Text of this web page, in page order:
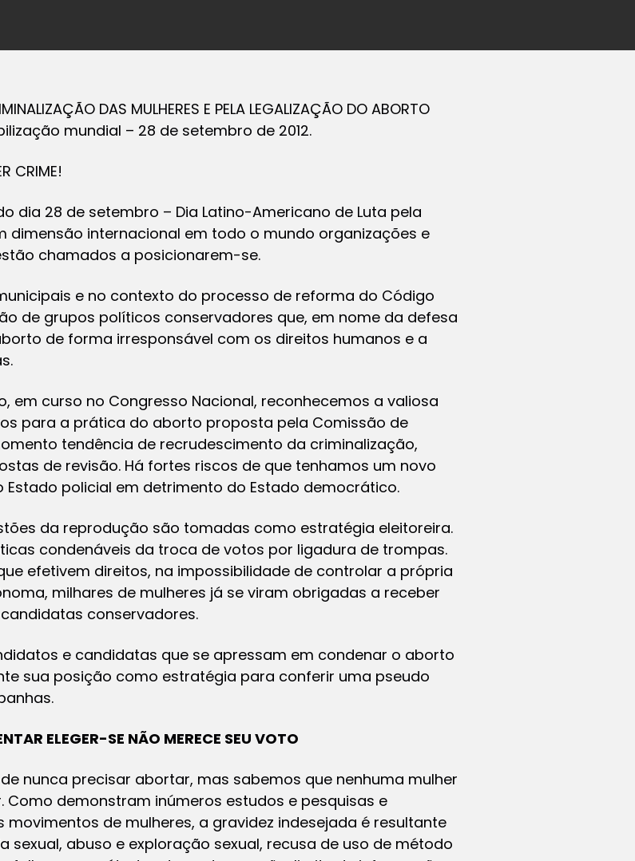
DAS MULHERES E PELA LEGALIZAÇÃO DO ABORTO
mundial – 28 de setembro de 2012.
CRIME!
dia 28 de setembro – Dia Latino-Americano de Luta pela
dimensão internacional em todo o mundo organizações e
chamados a posicionarem-se.
e no contexto do processo de reforma do Código
de grupos políticos conservadores que, em nome da defesa
de forma irresponsável com os direitos humanos e a
em curso no Congresso Nacional, reconhecemos a valiosa
para a prática do aborto proposta pela Comissão de
tendência de recrudescimento da criminalização,
de revisão. Há fortes riscos de que tenhamos um novo
policial em detrimento do Estado democrático.
da reprodução são tomadas como estratégia eleitoreira.
condenáveis da troca de votos por ligadura de trompas.
efetivem direitos, na impossibilidade de controlar a própria
milhares de mulheres já se viram obrigadas a receber
conservadores.
e candidatas que se apressam em condenar o aborto
sua posição como estratégia para conferir uma pseudo
ELEGER-SE NÃO MERECE SEU VOTO
nunca precisar abortar, mas sabemos que nenhuma mulher
demonstram inúmeros estudos e pesquisas e
de mulheres, a gravidez indesejada é resultante
sexual, abuso e exploração sexual, recusa de uso de método